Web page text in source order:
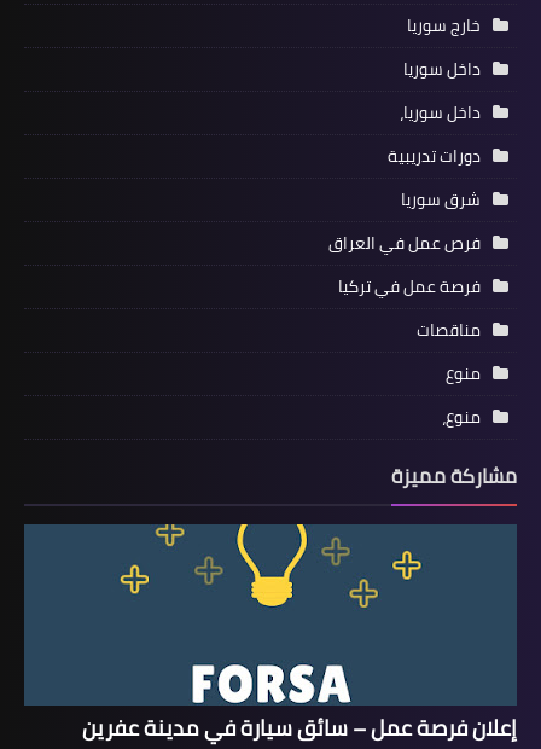
خارج سوريا
داخل سوريا
داخل سوريا،
دورات تدريبية
شرق سوريا
فرص عمل في العراق
فرصة عمل في تركيا
مناقصات
منوع
منوع،
مشاركة مميزة
إعلان فرصة عمل – سائق سيارة في مدينة عفرين